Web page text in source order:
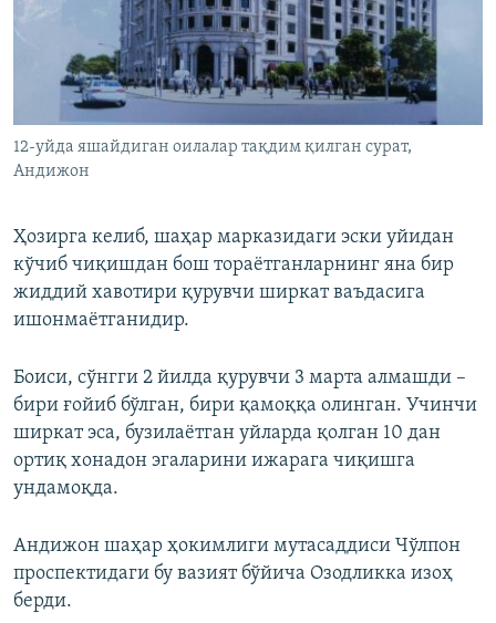
12-уйда яшайдиган оилалар тақдим қилган сурат,
Андижон
Ҳозирга келиб, шаҳар марказидаги эски уйидан
кўчиб чиқишдан бош тораётганларнинг яна бир
жиддий хавотири қурувчи ширкат ваъдасига
ишонмаётганидир.
Боиси, сўнгги 2 йилда қурувчи 3 марта алмашди –
бири ғойиб бўлган, бири қамоққа олинган. Учинчи
ширкат эса, бузилаётган уйларда қолган 10 дан
ортиқ хонадон эгаларини ижарага чиқишга
ундамоқда.
Андижон шаҳар ҳокимлиги мутасаддиси Чўлпон
проспектидаги бу вазият бўйича Озодликка изоҳ
берди.